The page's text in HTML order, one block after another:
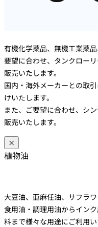
有機化学薬品、無機工業薬
要望に合わせ、タンクロー
販売いたします。
国内・海外メーカーとの取
けいたします。
また、ご要望に合わせ、シ
販売いたします。
×
植物油
大豆油、亜麻任油、サフラ
食用油・調理用油からイン
料まで様々な用途にご利用い